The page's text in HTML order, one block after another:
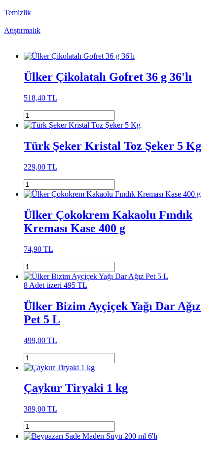
Temizlik
Atıştırmalık
Ülker Çikolatalı Gofret 36 g 36'lı
518,40 TL
Türk Şeker Kristal Toz Şeker 5 Kg
229,00 TL
Ülker Çokokrem Kakaolu Fındık
Kreması Kase 400 g
74,90 TL
8 Adet üzeri 495 TL
Ülker Bizim Ayçiçek Yağı Dar Ağız
Pet 5 L
499,00 TL
Çaykur Tiryaki 1 kg
389,00 TL